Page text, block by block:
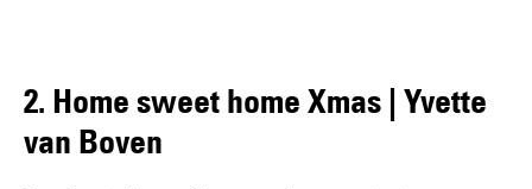
2. Home sweet home Xmas | Yvette
van Boven